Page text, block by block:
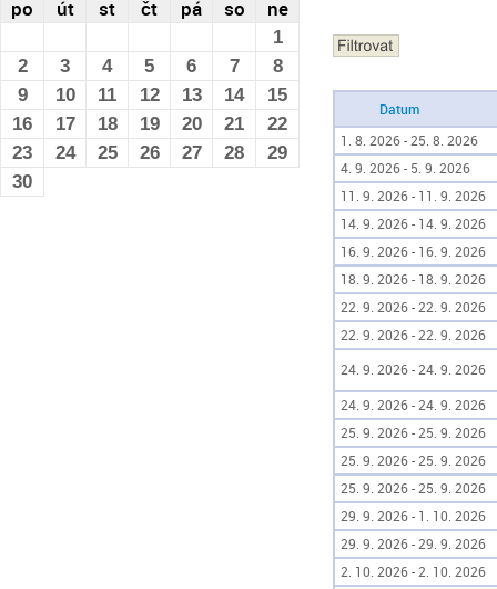
Datum
1. 8. 2026 - 25. 8. 2026
4. 9. 2026 - 5. 9. 2026
11. 9. 2026 - 11. 9. 2026
14. 9. 2026 - 14. 9. 2026
16. 9. 2026 - 16. 9. 2026
18. 9. 2026 - 18. 9. 2026
22. 9. 2026 - 22. 9. 2026
22. 9. 2026 - 22. 9. 2026
24. 9. 2026 - 24. 9. 2026
24. 9. 2026 - 24. 9. 2026
25. 9. 2026 - 25. 9. 2026
25. 9. 2026 - 25. 9. 2026
25. 9. 2026 - 25. 9. 2026
29. 9. 2026 - 1. 10. 2026
29. 9. 2026 - 29. 9. 2026
2. 10. 2026 - 2. 10. 2026
po út st čt pá so ne
1
2
3 4 5 6 7
8
9
10 11 12 13 14
15
16
17 18 19 20 21
22
23
24 25 26 27 28
29
30